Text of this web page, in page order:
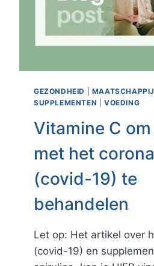
GEZONDHEID MAATSCHAPPIJ
SUPPLEMENTEN
VOEDING
Vitamine C
met het
(covid-19) te
behandelen
Let op: Het artikel over
(covid-19) en